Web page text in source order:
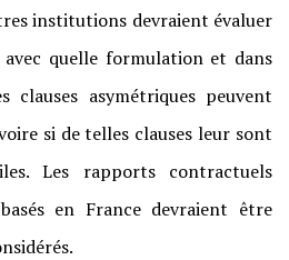
institutions devraient évaluer
quelle formulation et dans
clauses asymétriques peuvent
si de telles clauses leur sont
Les rapports contractuels
en France devraient être